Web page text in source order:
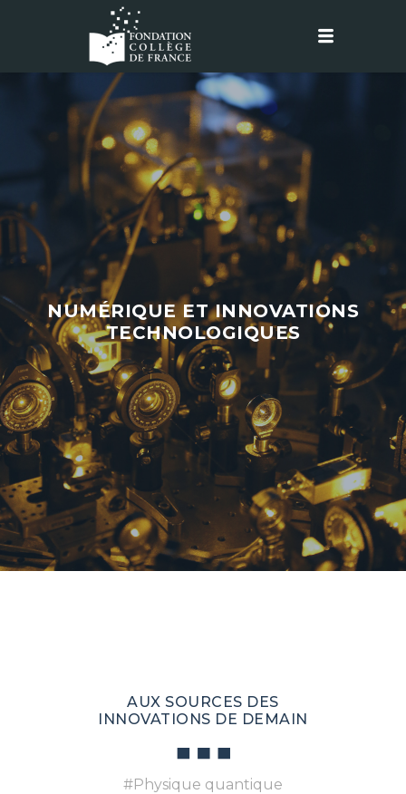
NUMÉRIQUE ET INNOVATIONS
TECHNOLOGIQUES
AUX SOURCES DES
INNOVATIONS DE DEMAIN
#Physique quantique